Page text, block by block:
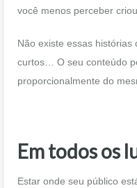
você menos perceber
Não existe essas
curtos… O seu conteúdo
proporcionalmente do
Em todos os
Estar onde seu público